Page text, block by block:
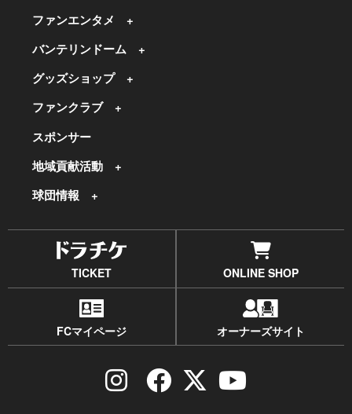
ファンエンタメ
バンテリンドーム
グッズショップ
ファンクラブ
スポンサー
地域貢献活動
球団情報
TICKET ONLINE SHOP
FCマイページ オーナーズサイト